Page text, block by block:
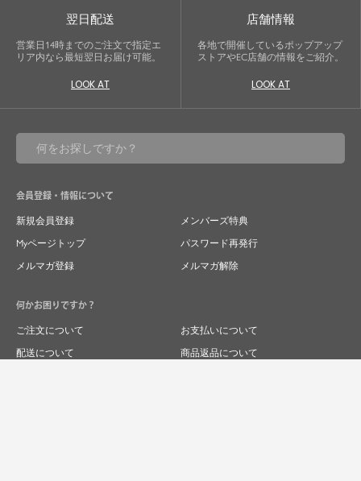
翌日配送
営業日14時までのご注文で指定エ
リア内なら最短翌日お届け可能。
LOOK AT
店舗情報
各地で開催しているポップアップ
ストアやEC店舗の情報をご紹介。
LOOK AT
会員登録・情報について
新規会員登録
メンバーズ特典
Myページトップ
パスワード再発行
メルマガ登録
メルマガ解除
何かお困りですか？
ご注文について
お支払いについて
配送について
商品返品について